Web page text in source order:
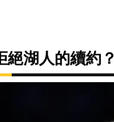
絕湖人的續約？